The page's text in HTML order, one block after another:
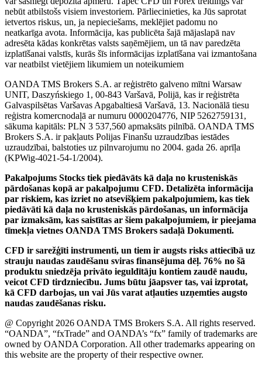
nebūt atbilstošs visiem investoriem. Pārliecinieties, ka Jūs saprotat
ietvertos riskus, un, ja nepieciešams, meklējiet padomu no
neatkarīga avota. Informācija, kas publicēta šajā mājaslapā nav
adresēta kādas konkrētas valsts saņēmējiem, un tā nav paredzēta
izplatīšanai valstīs, kurās šīs informācijas izplatīšana vai izmantošana
var neatbilst vietējiem likumiem un noteikumiem
OANDA TMS Brokers S.A. ar reģistrēto galveno mītni Warsaw
UNIT, Daszyńskiego 1, 00-843 Varšavā, Polijā, kas ir reģistrēta
Galvaspilsētas Varšavas Apgabaltiesā Varšavā, 13. Nacionālā tiesu
reģistra komercnodaļā ar numuru 0000204776, NIP 5262759131,
sākuma kapitāls: PLN 3 537,560 apmaksāts pilnībā. OANDA TMS
Brokers S.A. ir pakļauts Polijas Finanšu uzraudzības iestādes
uzraudzībai, balstoties uz pilnvarojumu no 2004. gada 26. aprīļa
(KPWig-4021-54-1/2004).
Pakalpojums Stocks tiek piedāvāts kā daļa no krusteniskās
pārdošanas kopā ar pakalpojumu CFD. Detalizēta informācija
par riskiem, kas izriet no atsevišķiem pakalpojumiem, kas tiek
piedāvāti kā daļa no krusteniskās pārdošanas, un informācija
par izmaksām, kas saistītas ar šiem pakalpojumiem, ir pieejama
tīmekļa vietnes OANDA TMS Brokers sadaļā Dokumenti.
CFD ir sarežģīti instrumenti, un tiem ir augsts risks attiecībā uz
strauju naudas zaudēšanu sviras finansējuma dēļ. 76% no šā
produktu sniedzēja privāto ieguldītāju kontiem zaudē naudu,
veicot CFD tirdzniecību. Jums būtu jāapsver tas, vai izprotat,
kā CFD darbojas, un vai Jūs varat atļauties uzņemties augsto
naudas zaudēšanas risku.
@ Copyright 2026 OANDA TMS Brokers S.A. All rights reserved.
“OANDA”, “fxTrade” and OANDA’s “fx” family of trademarks are
owned by OANDA Corporation. All other trademarks appearing on
this website are the property of their respective owner.